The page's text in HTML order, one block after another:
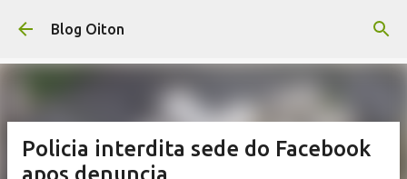
Pular para o conteúdo principal
Blog Oiton
Policia interdita sede do Facebook
apos denuncia